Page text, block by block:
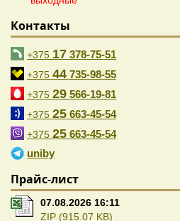
Контакты
+375 17 378-75-51
+375 44 735-98-55
+375 29 566-19-81
+375 25 663-45-54
+375 25 663-45-54
uniby
Прайс-лист
07.08.2026 16:11
ZIP (915.07 KB)